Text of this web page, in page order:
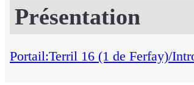
Présentation
Portail:Terril 16 (1 de Ferfay)/